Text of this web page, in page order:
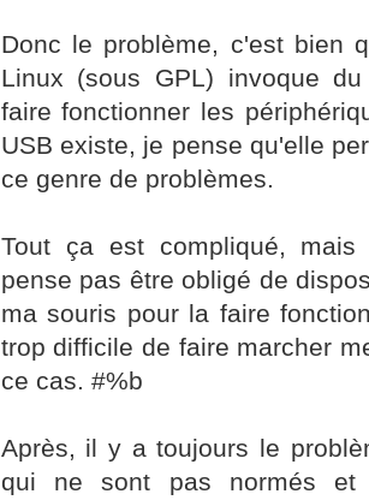
Donc le problème, c'est bien
Linux (sous GPL) invoque
faire fonctionner les
USB existe, je pense qu'elle
ce genre de problèmes.
Tout ça est compliqué,
pense pas être obligé de
ma souris pour la faire
trop difficile de faire marcher
ce cas. #%b
Après, il y a toujours le
qui ne sont pas normés et